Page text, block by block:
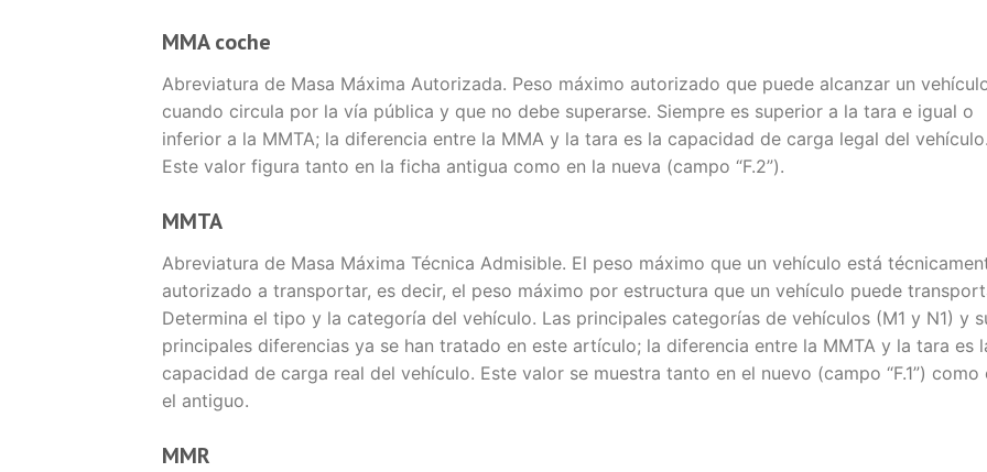
MMA coche
Abreviatura de Masa Máxima Autorizada. Peso máximo autorizado que puede alcanzar un
cuando circula por la vía pública y que no debe superarse. Siempre es superior a la tara e igual o
inferior a la MMTA; la diferencia entre la MMA y la tara es la capacidad de carga legal del
Este valor figura tanto en la ficha antigua como en la nueva (campo “F.2”).
MMTA
Abreviatura de Masa Máxima Técnica Admisible. El peso máximo que un vehículo está
autorizado a transportar, es decir, el peso máximo por estructura que un vehículo puede
Determina el tipo y la categoría del vehículo. Las principales categorías de vehículos (M1 y N1) y
principales diferencias ya se han tratado en este artículo; la diferencia entre la MMTA y la tara es
capacidad de carga real del vehículo. Este valor se muestra tanto en el nuevo (campo “F.1”) como
el antiguo.
MMR